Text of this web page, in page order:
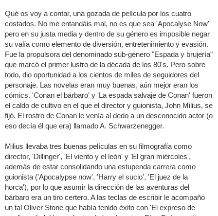
Qué os voy a contar, una gozada de película por los cuatro
costados. No me entandáis mal, no es que sea 'Apocalyse Now'
pero en su justa media y dentro de su género es imposible negar
su valía como elemento de diversión, entretenimiento y evasión.
Fue la propulsora del denominado sub-género "Espada y brujería"
que marcó el primer lustro de la década de los 80's. Pero sobre
todo, dio oportunidad a los cientos de miles de seguidores del
personaje. Las novelas eran muy buenas, aún mejor eran los
cómics. 'Conan el bárbaro' y 'La espada salvaje de Conan' fueron
el caldo de cultivo en el que el director y guionista, John Milius, se
fijó. El rostro de Conan le venía al dedo a un desconocido actor (o
eso decía él que era) llamado A. Schwarzenegger.
Milius llevaba tres buenas películas en su filmografía como
director, 'Dillinger', 'El viento y el león' y 'El gran miércoles',
además de estar consolidando una estupenda carrera como
guionista ('Apocalypse now', 'Harry el sucio', 'El juez de la
horca'), por lo que asumir la dirección de las aventuras del
bárbaro era un tiro certero. A las teclas de escribir le acompañó
un tal Oliver Stone que había tenido éxito con 'El expreso de